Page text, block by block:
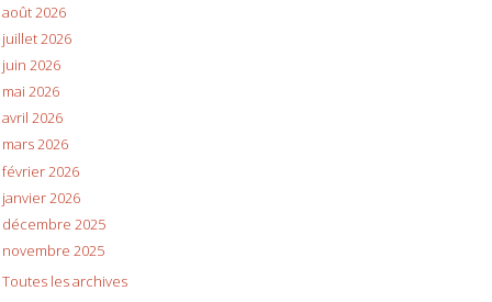
août 2026
juillet 2026
juin 2026
mai 2026
avril 2026
mars 2026
février 2026
janvier 2026
décembre 2025
novembre 2025
Toutes les archives